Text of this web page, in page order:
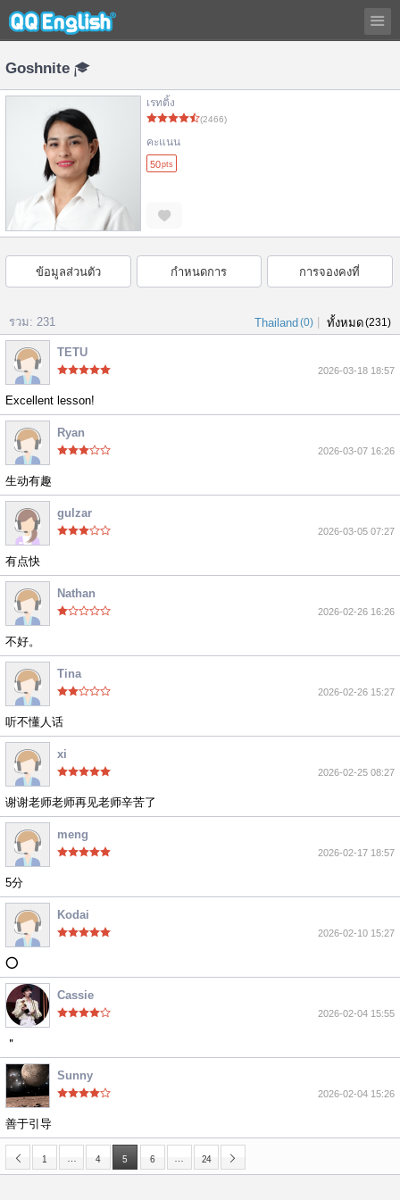
Goshnite
เรทติ้ง
(2466)
คะแนน
50pts
ข้อมูลส่วนตัว กำหนดการ การจองคงที่
รวม: 231 Thailand (0) ทั้งหมด(231)
TETU
2026-03-18 18:57
Excellent lesson!
Ryan
2026-03-07 16:26
生动有趣
gulzar
2026-03-05 07:27
有点快
Nathan
2026-02-26 16:26
不好。
Tina
2026-02-26 15:27
听不懂人话
xi
2026-02-25 08:27
谢谢老师老师再见老师辛苦了
meng
2026-02-17 18:57
5分
Kodai
2026-02-10 15:27
⭕️
Cassie
2026-02-04 15:55
＂
Sunny
2026-02-04 15:26
善于引导
1 4 5 6 24